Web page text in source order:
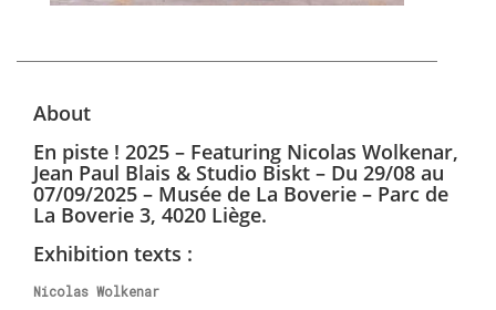
About
En piste ! 2025 – Featuring Nicolas Wolkenar,
Jean Paul Blais & Studio Biskt – Du 29/08 au
07/09/2025 – Musée de La Boverie – Parc de
La Boverie 3, 4020 Liège.
Exhibition texts :
Nicolas Wolkenar